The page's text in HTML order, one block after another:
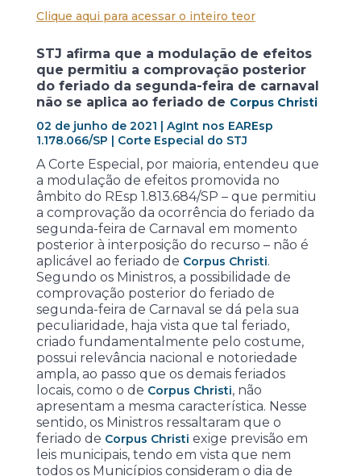
Clique aqui para acessar o inteiro teor
STJ afirma que a modulação de efeitos
que permitiu a comprovação posterior
do feriado da segunda-feira de carnaval
não se aplica ao feriado de Corpus Christi
02 de junho de 2021 | AgInt nos EAREsp
1.178.066/SP | Corte Especial do STJ
A Corte Especial, por maioria, entendeu que
a modulação de efeitos promovida no
âmbito do REsp 1.813.684/SP – que permitiu
a comprovação da ocorrência do feriado da
segunda-feira de Carnaval em momento
posterior à interposição do recurso – não é
aplicável ao feriado de Corpus Christi.
Segundo os Ministros, a possibilidade de
comprovação posterior do feriado de
segunda-feira de Carnaval se dá pela sua
peculiaridade, haja vista que tal feriado,
criado fundamentalmente pelo costume,
possui relevância nacional e notoriedade
ampla, ao passo que os demais feriados
locais, como o de Corpus Christi, não
apresentam a mesma característica. Nesse
sentido, os Ministros ressaltaram que o
feriado de Corpus Christi exige previsão em
leis municipais, tendo em vista que nem
todos os Municípios consideram o dia de